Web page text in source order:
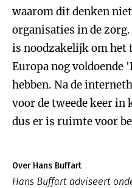
waarom dit denken
organisaties in de
is noodzakelijk om het
Europa nog voldoende
hebben. Na de
voor de tweede keer
dus er is ruimte voor
Over Hans Buffart
Hans Buffart adviseert